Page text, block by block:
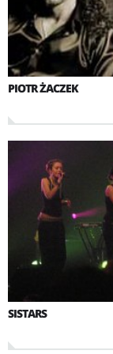
PIOTR ŻACZEK
SISTARS